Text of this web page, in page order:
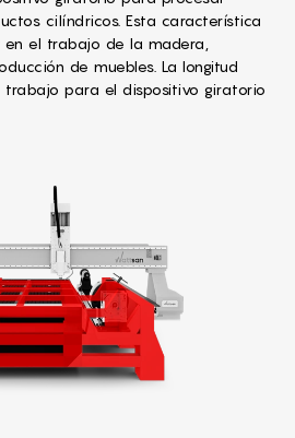
cilíndricos. Esta característica
el trabajo de la madera,
de muebles. La longitud
para el dispositivo giratorio